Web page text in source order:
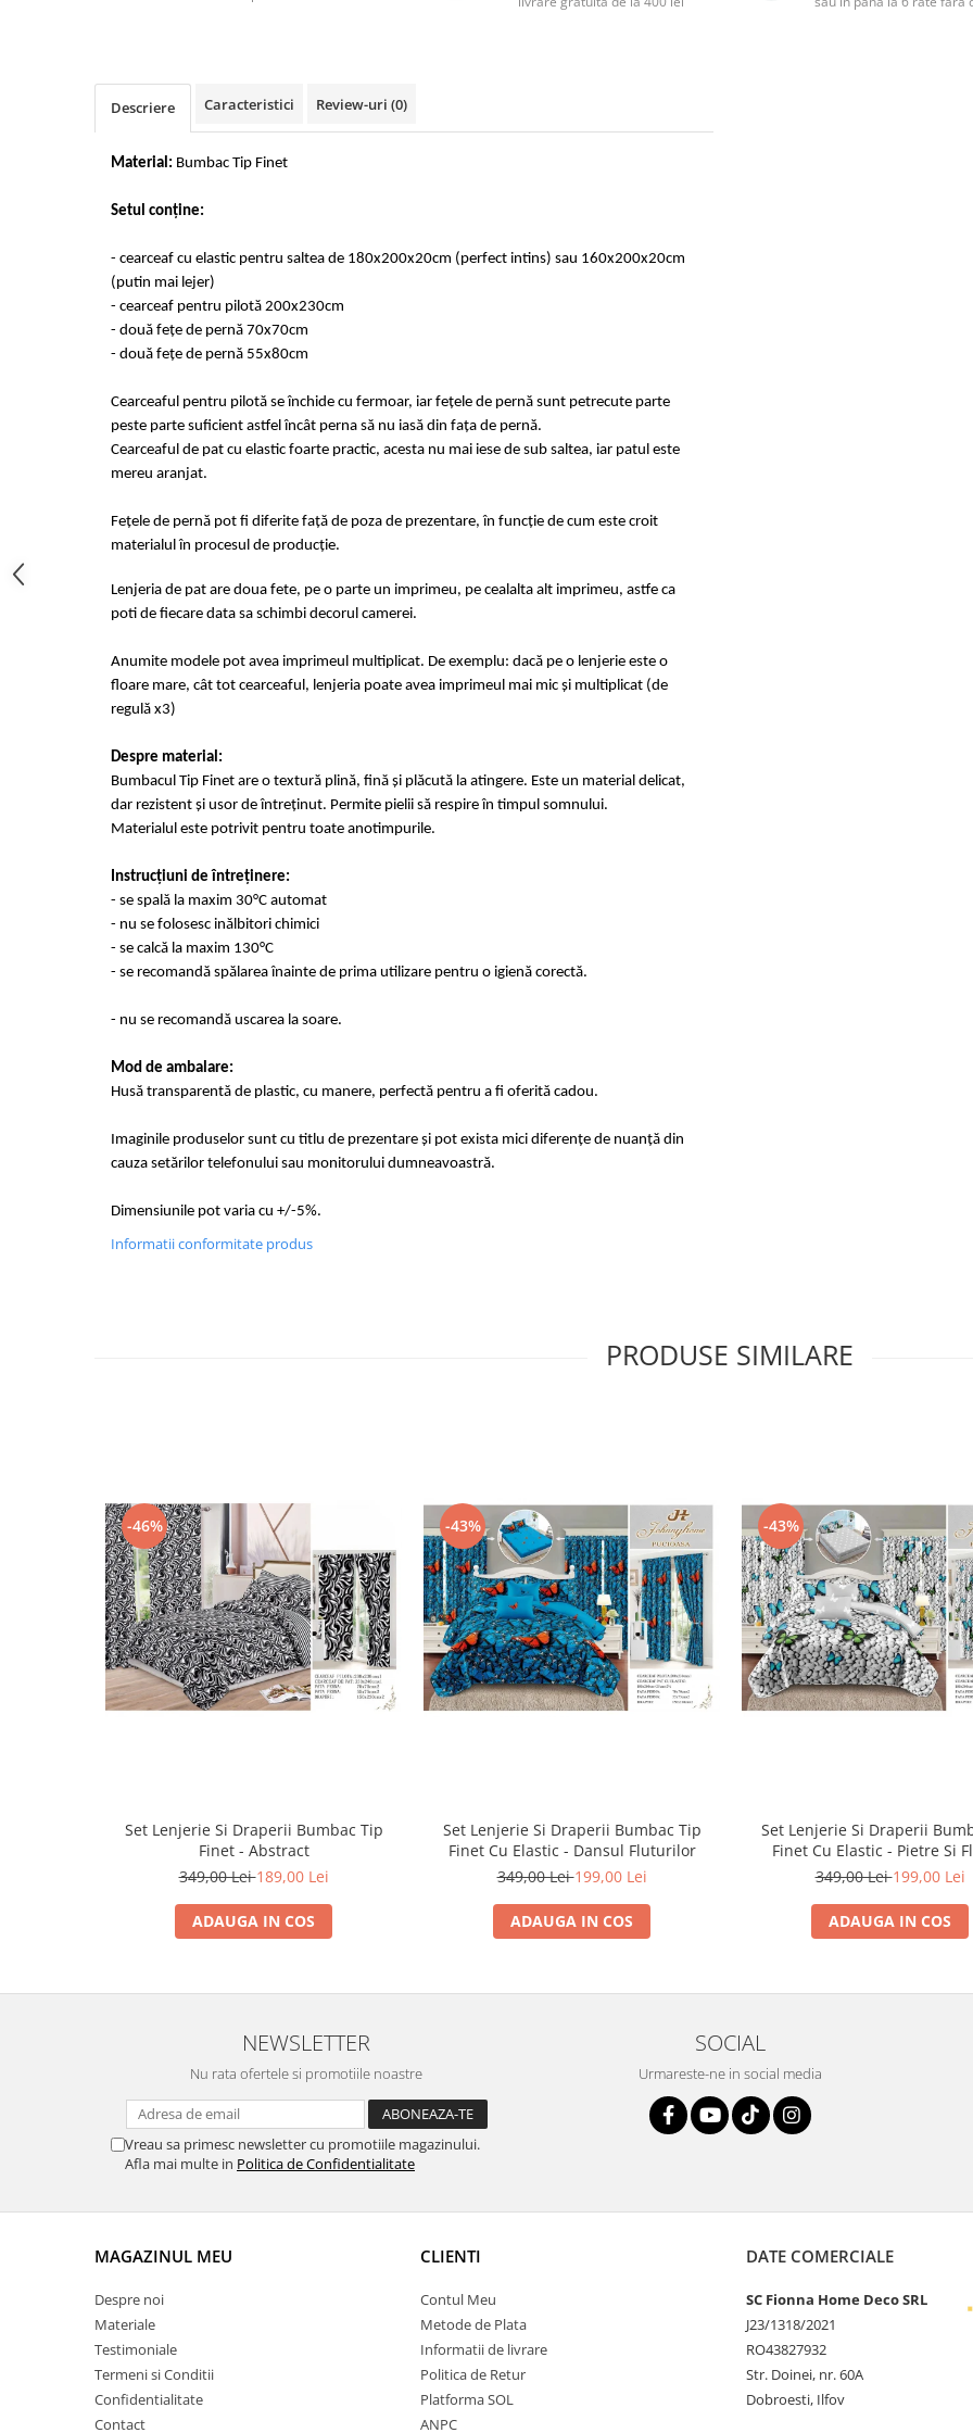
Cearceaf cu elastic
Cearceaf normal
Lenjerii Pufoase Fluffy/ Rabbit
Bumbac 100%
Lenjerii Satin Premium
Lenjerii Jacquard
Lenjerii Matase
Lenjerii Creponate
Lenjerii pentru PASTE
Set Lenjerie + Draperii Pat Dublu
Huse Impermeabile 160x200cm
Huse Impermeabile 180x200cm
Descriere Caracteristici Review-uri (0)
Material: Bumbac Tip Finet
Setul conține:
- cearceaf cu elastic pentru saltea de 180x200x20cm (perfect intins) sau 160x200x20cm
(putin mai lejer)
- cearceaf pentru pilotă 200x230cm
- două fețe de pernă 70x70cm
- două fețe de pernă 55x80cm
Cearceaful pentru pilotă se închide cu fermoar, iar fețele de pernă sunt petrecute parte
peste parte suficient astfel încât perna să nu iasă din fața de pernă.
Cearceaful de pat cu elastic foarte practic, acesta nu mai iese de sub saltea, iar patul este
mereu aranjat.
Fețele de pernă pot fi diferite față de poza de prezentare, în funcție de cum este croit
materialul în procesul de producție.
Lenjeria de pat are doua fete, pe o parte un imprimeu, pe cealalta alt imprimeu, astfe ca
poti de fiecare data sa schimbi decorul camerei.
Anumite modele pot avea imprimeul multiplicat. De exemplu: dacă pe o lenjerie este o
floare mare, cât tot cearceaful, lenjeria poate avea imprimeul mai mic și multiplicat (de
regulă x3)
Despre material:
Bumbacul Tip Finet are o textură plină, fină și plăcută la atingere. Este un material delicat,
dar rezistent și usor de întreținut. Permite pielii să respire în timpul somnului.
Materialul este potrivit pentru toate anotimpurile.
Instrucțiuni de întreținere:
- se spală la maxim 30°C automat
- nu se folosesc inălbitori chimici
- se calcă la maxim 130°C
- se recomandă spălarea înainte de prima utilizare pentru o igienă corectă.
- nu se recomandă uscarea la soare.
Mod de ambalare:
Husă transparentă de plastic, cu manere, perfectă pentru a fi oferită cadou.
Imaginile produselor sunt cu titlu de prezentare și pot exista mici diferențe de nuanță din
cauza setărilor telefonului sau monitorului dumneavoastră.
Dimensiunile pot varia cu +/-5%.
Informatii conformitate produs
PRODUSE SIMILARE
-46%
Set Lenjerie Si Draperii Bumbac Tip
Finet - Abstract
349,00 Lei189,00 Lei
ADAUGA IN COS
-43%
Set Lenjerie Si Draperii Bumbac Tip
Finet Cu Elastic - Dansul Fluturilor
349,00 Lei199,00 Lei
ADAUGA IN COS
-43%
Set Lenjerie Si Draperii
Finet Cu Elastic - Pietre Si
349,00 Lei199,00 Lei
ADAUGA IN COS
NEWSLETTER
Nu rata ofertele si promotiile noastre
Vreau sa primesc newsletter cu promotiile magazinului.
Afla mai multe in Politica de Confidentialitate
SOCIAL
Urmareste-ne in social media
MAGAZINUL MEU
Despre noi
Materiale
Testimoniale
Termeni si Conditii
Confidentialitate
Contact
CLIENTI
Contul Meu
Metode de Plata
Informatii de livrare
Politica de Retur
Platforma SOL
ANPC
DATE COMERCIALE
SC Fionna Home Deco SRL
J23/1318/2021
RO43827932
Str. Doinei, nr. 60A
Dobroesti, Ilfov